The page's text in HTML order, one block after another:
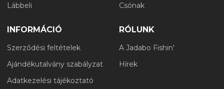
Lábbeli
Csónak
INFORMÁCIÓ
Szerződési feltételek
Ajándékutalvány szabályzat
Adatkezelési tájékoztató
RÓLUNK
A Jadabo Fishin'
Hírek